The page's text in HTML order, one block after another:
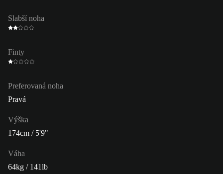
Slabší noha
Finty
Preferovaná noha
Pravá
Výška
174cm / 5'9"
Váha
64kg / 141lb